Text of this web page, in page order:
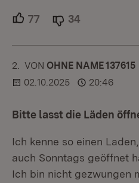
77 Unterstützer.
34
2. KOMMENTAR
VON :OHNE NAME 137615
02.10.2025
20:46
Bitte lasst die Läden
Ich kenne so einen
auch Sonntags geöffnet
Ich bin nicht gezwungen